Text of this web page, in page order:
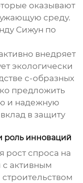
оказывают
среду.
Сижун по
внедряет
экологически
с-образных
предложить
и надежную
в защиту
роль инноваций
спроса на
с активным